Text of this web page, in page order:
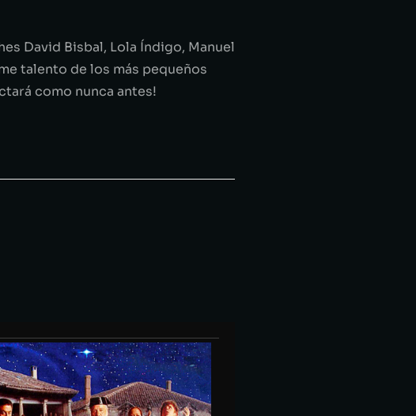
David Bisbal, Lola Índigo, Manuel
talento de los más pequeños
como nunca antes!